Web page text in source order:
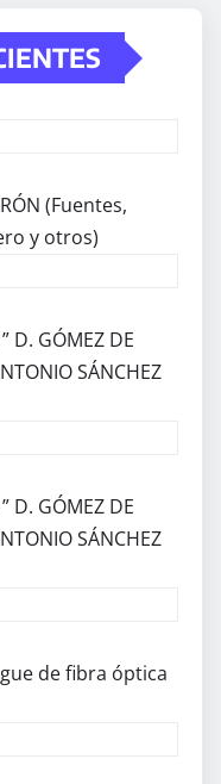
(Fuentes,
y otros)
D. GÓMEZ DE
SÁNCHEZ
D. GÓMEZ DE
SÁNCHEZ
de fibra óptica